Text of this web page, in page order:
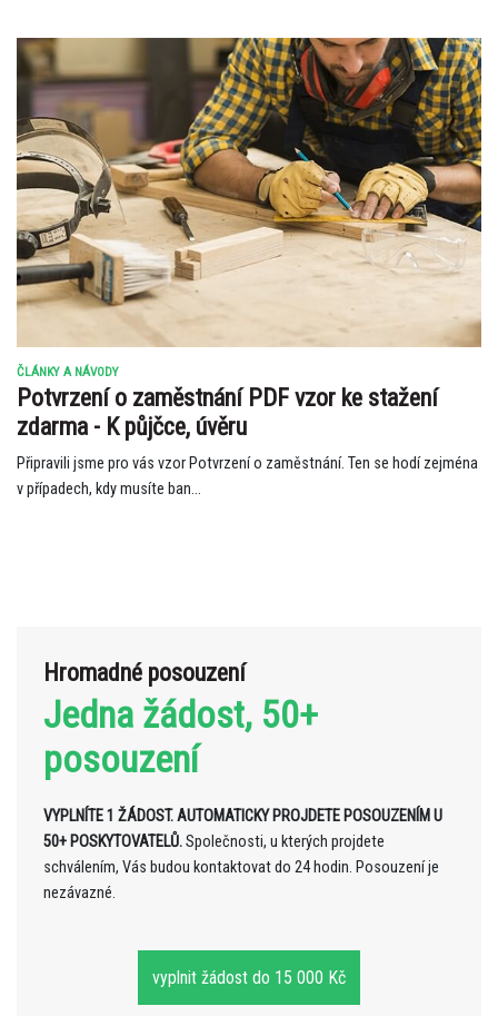
ČLÁNKY A NÁVODY
Potvrzení o zaměstnání PDF vzor ke stažení
zdarma - K půjčce, úvěru
Připravili jsme pro vás vzor Potvrzení o zaměstnání. Ten se hodí zejména
v případech, kdy musíte ban...
Hromadné posouzení
Jedna žádost, 50+
posouzení
VYPLNÍTE 1 ŽÁDOST. AUTOMATICKY PROJDETE POSOUZENÍM U
50+ POSKYTOVATELŮ.Společnosti, u kterých projdete
schválením, Vás budou kontaktovat do 24 hodin. Posouzení je
nezávazné.
vyplnit žádost do 15 000 Kč